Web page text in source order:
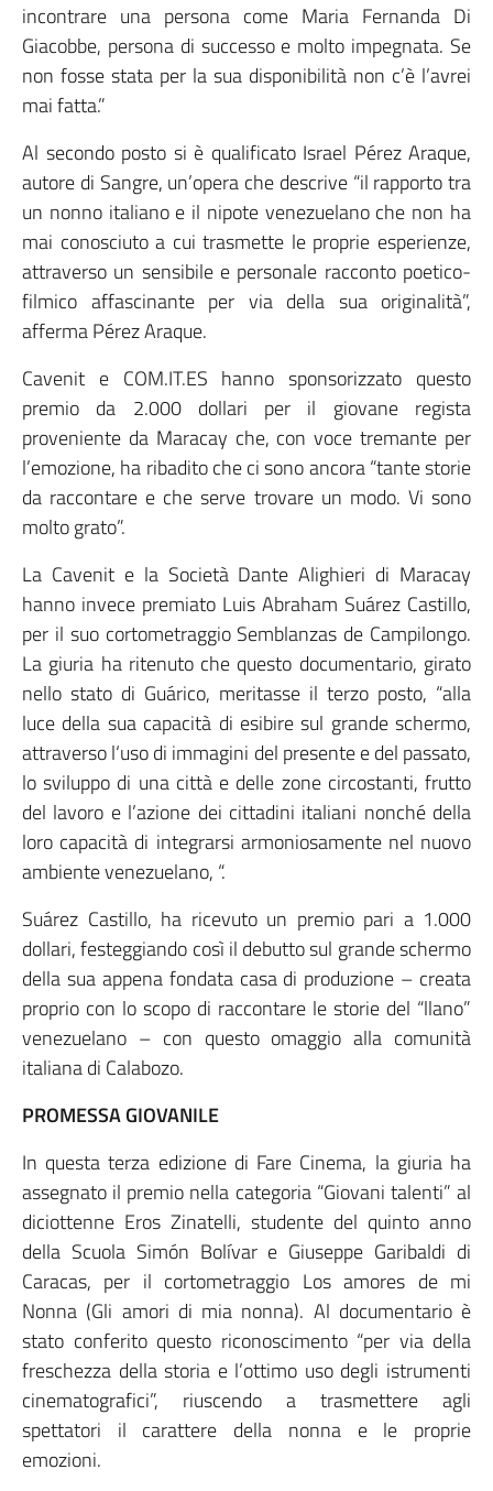
incontrare una persona come Maria Fernanda Di
Giacobbe, persona di successo e molto impegnata. Se
non fosse stata per la sua disponibilità non c’è l’avrei
mai fatta.”
Al secondo posto si è qualificato Israel Pérez Araque,
autore di Sangre, un’opera che descrive “il rapporto tra
un nonno italiano e il nipote venezuelano che non ha
mai conosciuto a cui trasmette le proprie esperienze,
attraverso un sensibile e personale racconto poetico-
filmico affascinante per via della sua originalità”,
afferma Pérez Araque.
Cavenit e COM.IT.ES hanno sponsorizzato questo
premio da 2.000 dollari per il giovane regista
proveniente da Maracay che, con voce tremante per
l’emozione, ha ribadito che ci sono ancora “tante storie
da raccontare e che serve trovare un modo. Vi sono
molto grato”.
La Cavenit e la Società Dante Alighieri di Maracay
hanno invece premiato Luis Abraham Suárez Castillo,
per il suo cortometraggio Semblanzas de Campilongo.
La giuria ha ritenuto che questo documentario, girato
nello stato di Guárico, meritasse il terzo posto, “alla
luce della sua capacità di esibire sul grande schermo,
attraverso l‘uso di immagini del presente e del passato,
lo sviluppo di una città e delle zone circostanti, frutto
del lavoro e l’azione dei cittadini italiani nonché della
loro capacità di integrarsi armoniosamente nel nuovo
ambiente venezuelano, “.
Suárez Castillo, ha ricevuto un premio pari a 1.000
dollari, festeggiando così il debutto sul grande schermo
della sua appena fondata casa di produzione – creata
proprio con lo scopo di raccontare le storie del “llano”
venezuelano – con questo omaggio alla comunità
italiana di Calabozo.
PROMESSA GIOVANILE
In questa terza edizione di Fare Cinema, la giuria ha
assegnato il premio nella categoria “Giovani talenti” al
diciottenne Eros Zinatelli, studente del quinto anno
della Scuola Simón Bolívar e Giuseppe Garibaldi di
Caracas, per il cortometraggio Los amores de mi
Nonna (Gli amori di mia nonna). Al documentario è
stato conferito questo riconoscimento “per via della
freschezza della storia e l’ottimo uso degli istrumenti
cinematografici”, riuscendo a trasmettere agli
spettatori il carattere della nonna e le proprie
emozioni.